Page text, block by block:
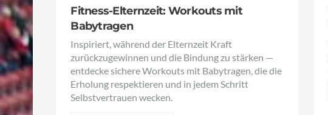
Fitness-Elternzeit: Workouts mit
Babytragen
Inspiriert, während der Elternzeit Kraft
zurückzugewinnen und die Bindung zu stärken —
entdecke sichere Workouts mit Babytragen, die die
Erholung respektieren und in jedem Schritt
Selbstvertrauen wecken.